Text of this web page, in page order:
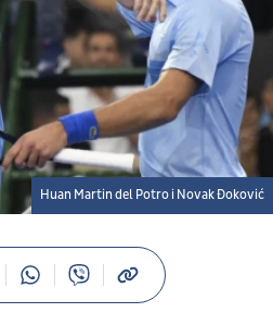
Huan Martin del Potro i Novak Đoković